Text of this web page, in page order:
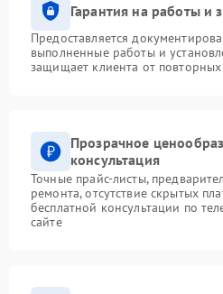
Гарантия на работы и
Предоставляется
выполненные работы и
защищает клиента от повторных
Прозрачное
консультация
Точные прайс-листы,
ремонта, отсутствие скрытых
бесплатной консультации по
сайте